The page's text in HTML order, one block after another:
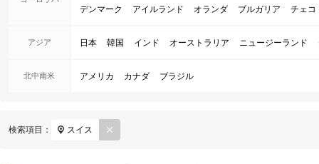
デンマーク
アイルランド オランダ ブルガリア チェコ
アジア 日本 韓国 インド オーストラリア ニュージーランド
北中南米 アメリカ カナダ ブラジル
検索項目： スイス
REM
OVE